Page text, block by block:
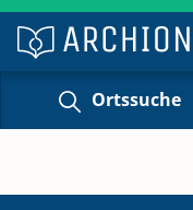
Ortssuche